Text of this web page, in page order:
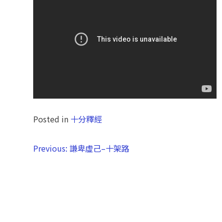
Posted in 十分釋經
Previous: 謙卑虛己–十架路